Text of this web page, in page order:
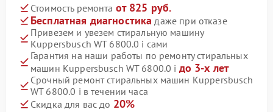
Стоимость ремонта от 825 руб.
Бесплатная диагностика даже при отказе
Привезем и увезем стиральную машину
Kuppersbusch WT 6800.0 i сами
Гарантия на наши работы по ремонту стиральных
машин Kuppersbusch WT 6800.0 i до 3-х лет
Срочный ремонт стиральных машин Kuppersbusch
WT 6800.0 i в течении часа
Скидка для вас до 20%